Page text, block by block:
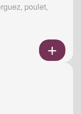
poulet,